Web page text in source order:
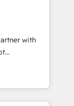
revenue
and data
marketing,
framework
to help
with
platform
HubSpot